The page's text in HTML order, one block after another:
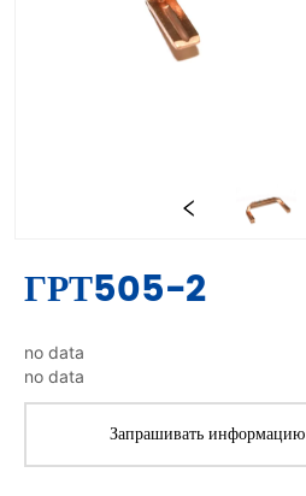
ГРТ505-2
no data
no data
Запрашивать информацию